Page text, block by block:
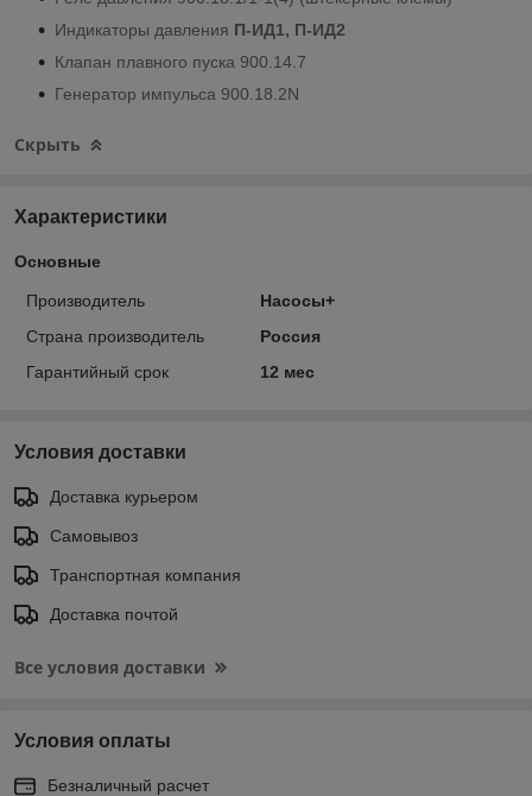
Индикаторы давления П-ИД1, П-ИД2
Клапан плавного пуска 900.14.7
Генератор импульса 900.18.2N
Скрыть
Характеристики
Основные
Производитель
Насосы+
Страна производитель
Россия
Гарантийный срок
12 мес
Условия доставки
Доставка курьером
Самовывоз
Транспортная компания
Доставка почтой
Все условия доставки
Условия оплаты
Безналичный расчет